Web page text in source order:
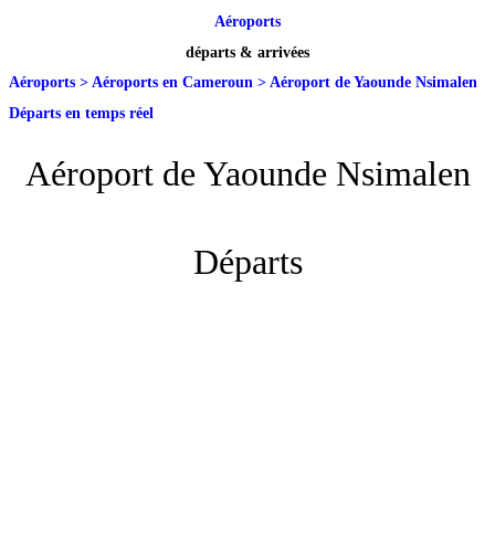
Aéroports
départs & arrivées
Aéroports > Aéroports en Cameroun > Aéroport de Yaounde Nsimalen
Départs en temps réel
Aéroport de Yaounde Nsimalen
Départs